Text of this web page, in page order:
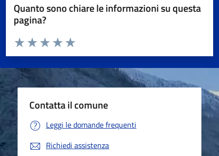
Quanto sono chiare le informazioni su questa
pagina?
Valuta da 1 a 5 stelle la pagina
Valuta 5 stelle su 5
Valuta 4 stelle su 5
Valuta 3 stelle su 5
Valuta 2 stelle su 5
Valuta 1 stelle su 5
Contatta il comune
Leggi le domande frequenti
Richiedi assistenza